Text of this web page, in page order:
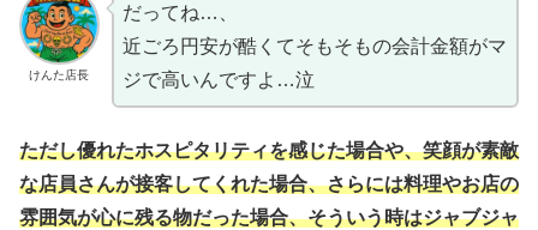
けんた店長
だってね…、
近ごろ円安が酷くてそもそもの会計金額がマ
ジで高いんですよ…泣
ただし優れたホスピタリティを感じた場合や、笑顔が素敵
な店員さんが接客してくれた場合、さらには料理やお店の
雰囲気が心に残る物だった場合、そういう時はジャブジャ